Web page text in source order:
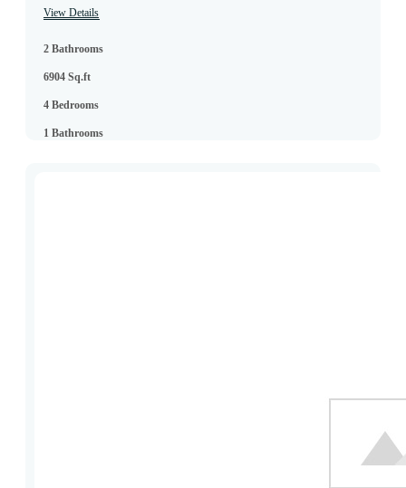
View Details
2 Bathrooms
6904 Sq.ft
4 Bedrooms
1 Bathrooms